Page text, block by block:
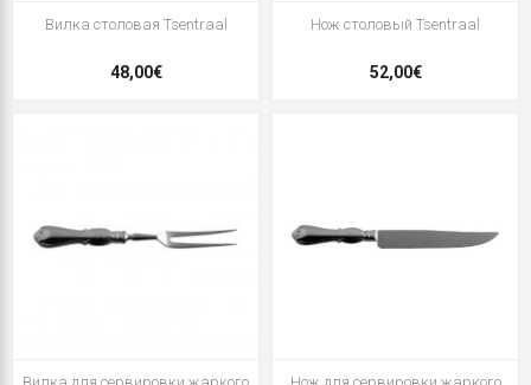
Вилка столовая Tsentraal
48,00€
Нож столовый Tsentraal
52,00€